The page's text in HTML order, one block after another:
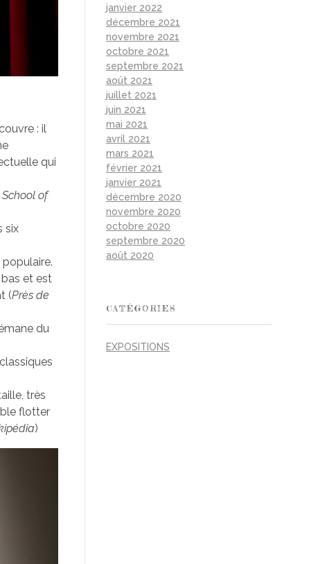
: il
qui
of
six
et est
(Près de
du
très
flotter
)
janvier 2022
décembre 2021
novembre 2021
octobre 2021
septembre 2021
août 2021
juillet 2021
juin 2021
mai 2021
avril 2021
mars 2021
février 2021
janvier 2021
décembre 2020
novembre 2020
octobre 2020
septembre 2020
août 2020
CATÉGORIES
EXPOSITIONS